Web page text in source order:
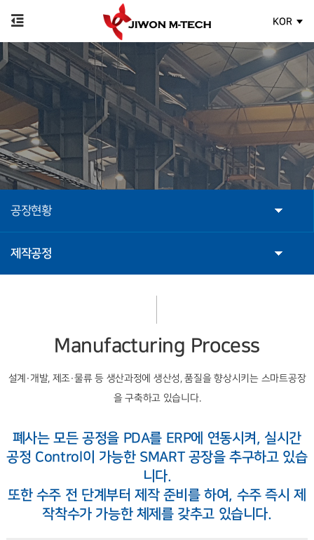
KOR
공장현황
제작공정
Manufacturing Process
설계·개발, 제조·물류 등 생산과정에 생산성, 품질을 향상시키는 스마트공장
을 구축하고 있습니다.
폐사는 모든 공정을 PDA를 ERP에 연동시켜, 실시간
공정 Control이 가능한 SMART 공장을 추구하고 있습
니다.
또한 수주 전 단계부터 제작 준비를 하여, 수주 즉시 제
작착수가 가능한 체제를 갖추고 있습니다.